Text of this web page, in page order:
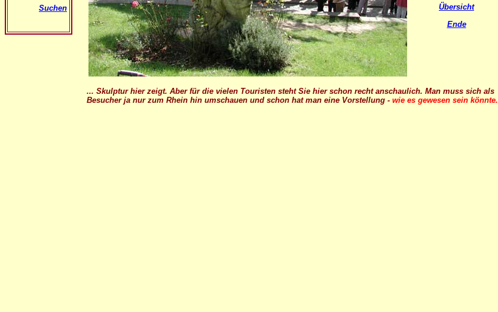
Suchen
Übersicht
Ende
... Skulptur hier zeigt. Aber für die vielen Touristen steht Sie hier schon recht anschaulich. Man muss sich als
Besucher ja nur zum Rhein hin umschauen und schon hat man eine Vorstellung - wie es gewesen sein könnte.